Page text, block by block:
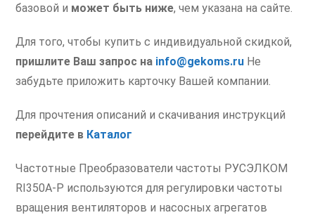
базовой и может быть ниже, чем указана на сайте.
Для того, чтобы купить с индивидуальной скидкой,
пришлите Ваш запрос на info@gekoms.ru Не
забудьте приложить карточку Вашей компании.
Для прочтения описаний и скачивания инструкций
перейдите в Каталог
Частотные Преобразователи частоты РУСЭЛКОМ
RI350A-P используются для регулировки частоты
вращения вентиляторов и насосных агрегатов